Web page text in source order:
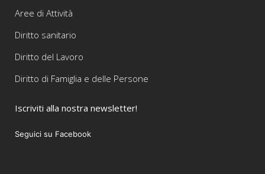
Aree di Attività
Diritto sanitario
Diritto del Lavoro
Diritto di Famiglia e delle Persone
Iscriviti alla nostra newsletter!
Seguici su Facebook